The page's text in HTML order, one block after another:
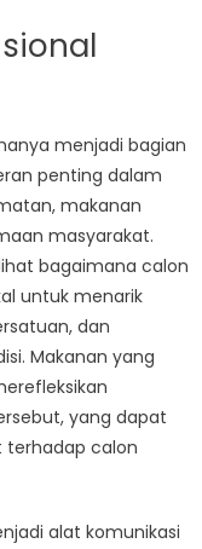
menjadi bagian
penting dalam
makanan
masyarakat.
bagaimana calon
untuk menarik
dan
Makanan yang
yang dapat
terhadap calon
alat komunikasi